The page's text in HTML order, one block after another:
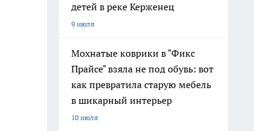
детей в реке Керженец
9 июля
Мохнатые коврики в "Фикс
Прайсе" взяла не под обувь: вот
как превратила старую мебель
в шикарный интерьер
10 июля